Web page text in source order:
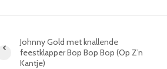
Johnny Gold met knallende
feestklapper Bop Bop Bop (Op Z’n
Kantje)